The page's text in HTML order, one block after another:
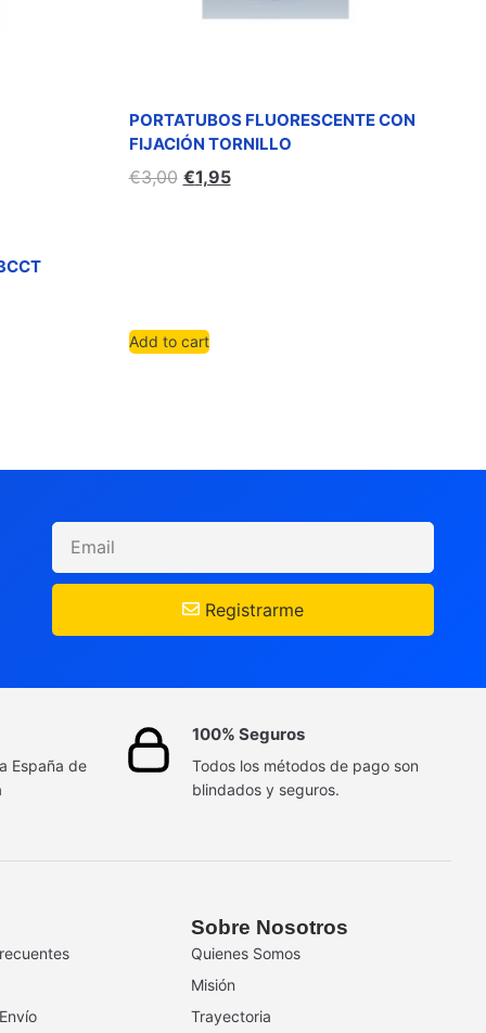
PORTATUBOS FLUORESCENTE CON
FIJACIÓN TORNILLO
€3,00 €1,95
Add to cart
Registrarme
España de
100% Seguros
Todos los métodos de pago son
blindados y seguros.
Sobre Nosotros
Quienes Somos
Misión
Trayectoria